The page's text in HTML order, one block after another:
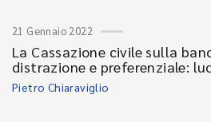
21 Gennaio 2022
La Cassazione civile sulla
distrazione e preferenziale:
Pietro Chiaraviglio